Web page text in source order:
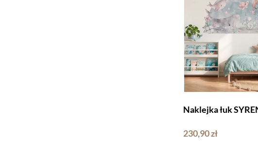
Naklejka łuk
230,90 zł